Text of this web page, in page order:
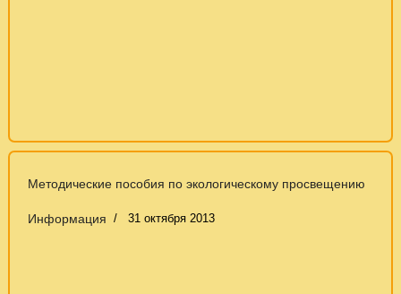
Методические пособия по экологическому просвещению
Информация 31 октября 2013